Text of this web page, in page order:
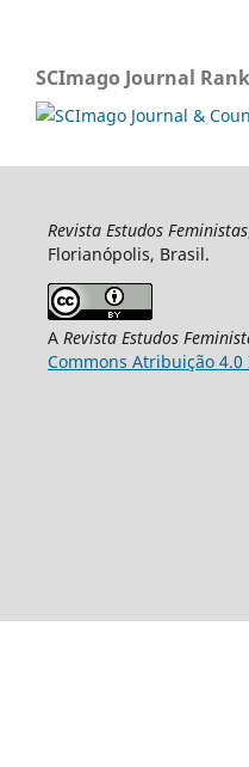
SCImago Journal Rank
Revista Estudos Feministas
Florianópolis, Brasil.
A Revista Estudos
Commons Atribuição